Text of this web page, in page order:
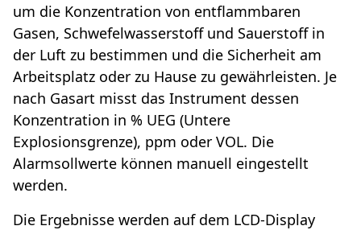
um die Konzentration von entflammbaren
Gasen, Schwefelwasserstoff und Sauerstoff in
der Luft zu bestimmen und die Sicherheit am
Arbeitsplatz oder zu Hause zu gewährleisten. Je
nach Gasart misst das Instrument dessen
Konzentration in % UEG (Untere
Explosionsgrenze), ppm oder VOL. Die
Alarmsollwerte können manuell eingestellt
werden.
Die Ergebnisse werden auf dem LCD-Display